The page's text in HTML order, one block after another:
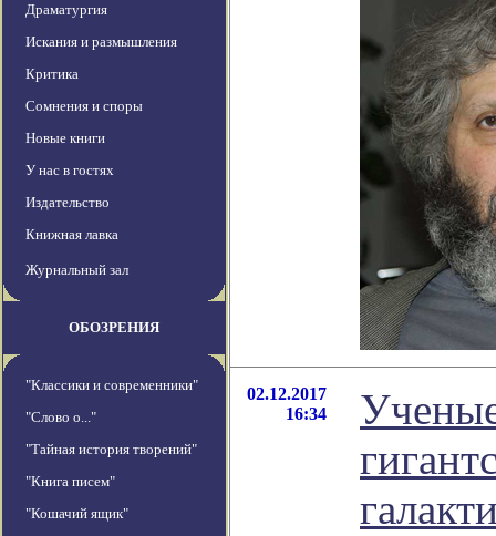
Драматургия
Искания и размышления
Критика
Сомнения и споры
Новые книги
У нас в гостях
Издательство
Книжная лавка
Журнальный зал
ОБОЗРЕНИЯ
"Классики и современники"
"Слово о..."
"Тайная история творений"
"Книга писем"
"Кошачий ящик"
02.12.2017
16:34